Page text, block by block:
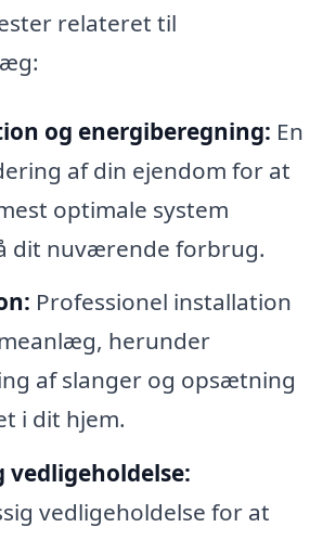
relateret til
og energiberegning: En
af din ejendom for at
optimale system
dit nuværende forbrug.
Professionel installation
herunder
af slanger og opsætning
i dit hjem.
vedligeholdelse:
vedligeholdelse for at